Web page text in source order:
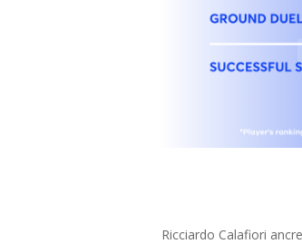
Ricciardo Calafiori